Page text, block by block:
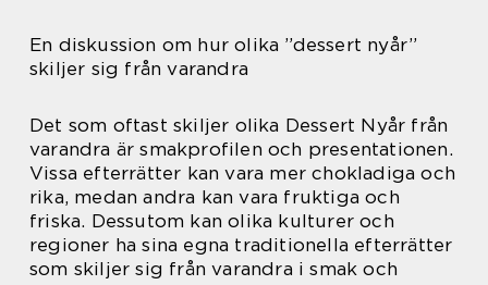
En diskussion om hur olika ”dessert nyår”
skiljer sig från varandra
Det som oftast skiljer olika Dessert Nyår från
varandra är smakprofilen och presentationen.
Vissa efterrätter kan vara mer chokladiga och
rika, medan andra kan vara fruktiga och
friska. Dessutom kan olika kulturer och
regioner ha sina egna traditionella efterrätter
som skiljer sig från varandra i smak och